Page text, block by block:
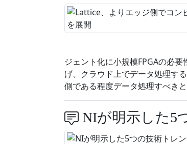
ジェント化に小規模FPGAの必
げ、クラウド上でデータ処理す
側である程度データ処理すべき
NIが明示した5